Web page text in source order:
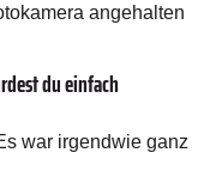
angehalten
du einfach
war irgendwie ganz